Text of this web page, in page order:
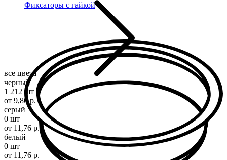
Фиксаторы с гайкой
все цвета
черный
1 212 шт
от 9,80 р.
серый
0 шт
от 11,76 р.
белый
0 шт
от 11,76 р.